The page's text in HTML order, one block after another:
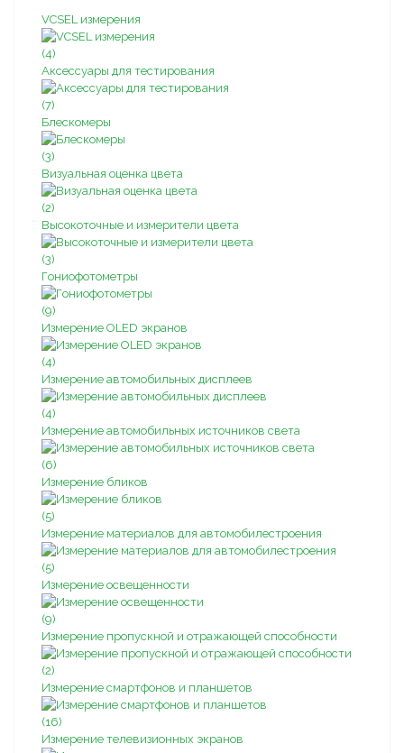
VCSEL измерения
(4)
Аксессуары для тестирования
(7)
Блескомеры
(3)
Визуальная оценка цвета
(2)
Высокоточные и измерители цвета
(3)
Гониофотометры
(9)
Измерение OLED экранов
(4)
Измерение автомобильных дисплеев
(4)
Измерение автомобильных источников света
(6)
Измерение бликов
(5)
Измерение материалов для автомобилестроения
(5)
Измерение освещенности
(9)
Измерение пропускной и отражающей способности
(2)
Измерение смартфонов и планшетов
(16)
Измерение телевизионных экранов